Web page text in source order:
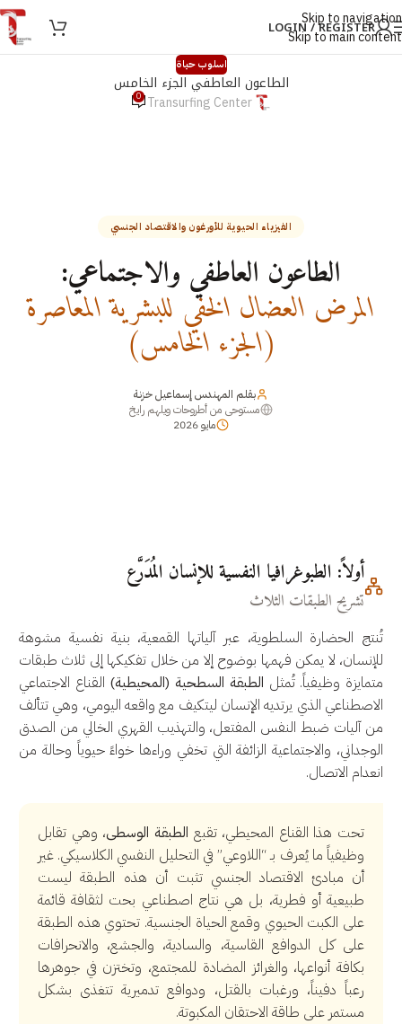
Skip to navigation
Skip to main content
LOGIN / REGISTER
اسلوب حياة
الطاعون العاطفي الجزء الخامس
Transurfing Center
0
الفيزياء الحيوية للأورغون والاقتصاد الجنسي
الطاعون العاطفي والاجتماعي:
المرض العضال الخفي للبشرية المعاصرة
(الجزء الخامس)
بقلم المهندس إسماعيل خزنة
مستوحى من أطروحات ويلهم رايخ
مايو 2026
أولاً: الطبوغرافيا النفسية للإنسان المُدَرَّع
تشريح الطبقات الثلاث
تُنتج الحضارة السلطوية، عبر آلياتها القمعية، بنية نفسية مشوهة
للإنسان، لا يمكن فهمها بوضوح إلا من خلال تفكيكها إلى ثلاث طبقات
متمايزة وظيفياً. تُمثل الطبقة السطحية (المحيطية) القناع الاجتماعي
الاصطناعي الذي يرتديه الإنسان ليتكيف مع واقعه اليومي، وهي تتألف
من آليات ضبط النفس المفتعل، والتهذيب القهري الخالي من الصدق
الوجداني، والاجتماعية الزائفة التي تخفي وراءها خواءً حيوياً وحالة من
انعدام الاتصال.
تحت هذا القناع المحيطي، تقبع الطبقة الوسطى، وهي تقابل
وظيفياً ما يُعرف بـ “اللاوعي” في التحليل النفسي الكلاسيكي. غير
أن مبادئ الاقتصاد الجنسي تثبت أن هذه الطبقة ليست
طبيعية أو فطرية، بل هي نتاج اصطناعي بحت لثقافة قائمة
على الكبت الحيوي وقمع الحياة الجنسية. تحتوي هذه الطبقة
على كل الدوافع القاسية، والسادية، والجشع، والانحرافات
بكافة أنواعها، والغرائز المضادة للمجتمع، وتختزن في جوهرها
رعباً دفيناً، ورغبات بالقتل، ودوافع تدميرية تتغذى بشكل
مستمر على طاقة الاحتقان المكبوتة.